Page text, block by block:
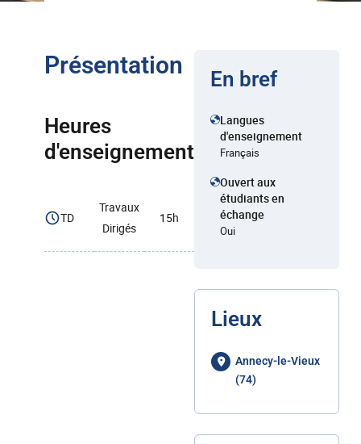
Présentation
Heures
d'enseignement
TD
Travaux
Dirigés
15h
En bref
Langues
d'enseignement
Français
Ouvert aux
étudiants en
échange
Oui
Lieux
Annecy-le-Vieux
(74)